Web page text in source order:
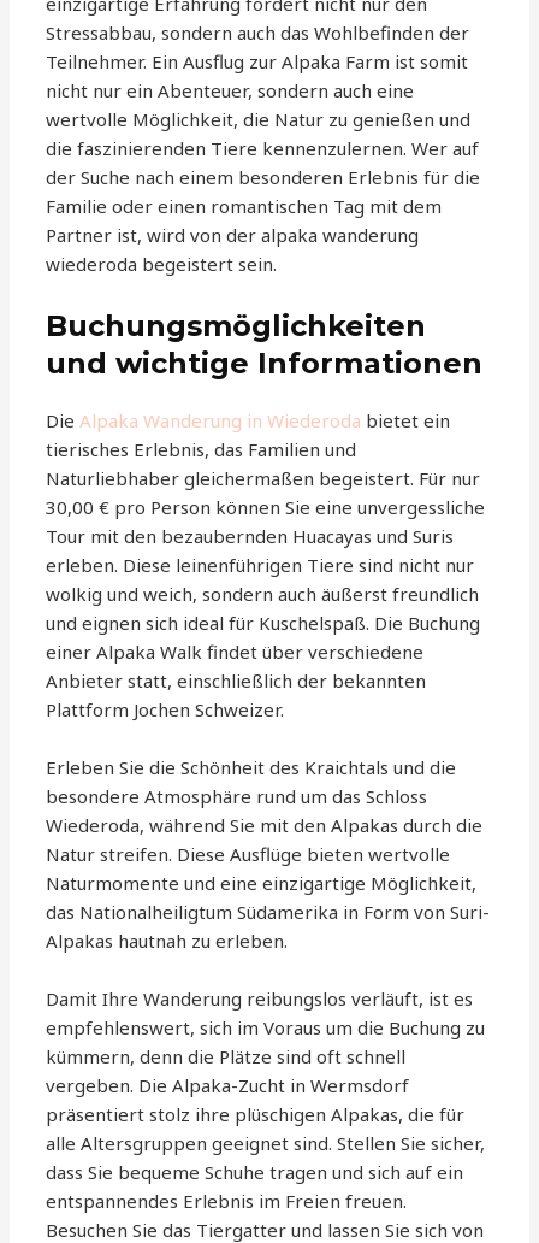
Stressabbau, sondern auch das Wohlbefinden der
Teilnehmer. Ein Ausflug zur Alpaka Farm ist somit
nicht nur ein Abenteuer, sondern auch eine
wertvolle Möglichkeit, die Natur zu genießen und
die faszinierenden Tiere kennenzulernen. Wer auf
der Suche nach einem besonderen Erlebnis für die
Familie oder einen romantischen Tag mit dem
Partner ist, wird von der alpaka wanderung
wiederoda begeistert sein.
Buchungsmöglichkeiten
und wichtige Informationen
DieAlpaka Wanderung in Wiederoda bietet ein
tierisches Erlebnis, das Familien und
Naturliebhaber gleichermaßen begeistert. Für nur
30,00 € pro Person können Sie eine unvergessliche
Tour mit den bezaubernden Huacayas und Suris
erleben. Diese leinenführigen Tiere sind nicht nur
wolkig und weich, sondern auch äußerst freundlich
und eignen sich ideal für Kuschelspaß. Die Buchung
einer Alpaka Walk findet über verschiedene
Anbieter statt, einschließlich der bekannten
Plattform Jochen Schweizer.
Erleben Sie die Schönheit des Kraichtals und die
besondere Atmosphäre rund um das Schloss
Wiederoda, während Sie mit den Alpakas durch die
Natur streifen. Diese Ausflüge bieten wertvolle
Naturmomente und eine einzigartige Möglichkeit,
das Nationalheiligtum Südamerika in Form von Suri-
Alpakas hautnah zu erleben.
Damit Ihre Wanderung reibungslos verläuft, ist es
empfehlenswert, sich im Voraus um die Buchung zu
kümmern, denn die Plätze sind oft schnell
vergeben. Die Alpaka-Zucht in Wermsdorf
präsentiert stolz ihre plüschigen Alpakas, die für
alle Altersgruppen geeignet sind. Stellen Sie sicher,
dass Sie bequeme Schuhe tragen und sich auf ein
entspannendes Erlebnis im Freien freuen.
Besuchen Sie das Tiergatter und lassen Sie sich von